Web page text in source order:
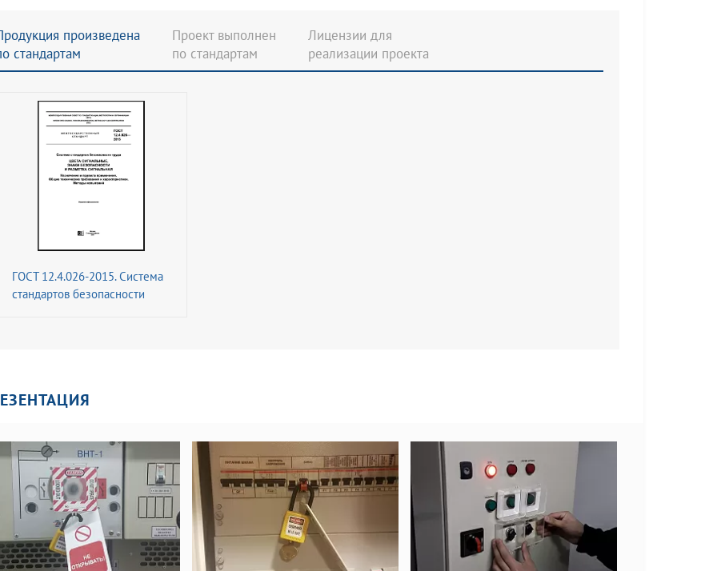
произведена
стандартам
Проект выполнен
по стандартам
Лицензии для
реализации проекта
ГОСТ 12.4.026-2015. Система
стандартов безопасности
технические требования и